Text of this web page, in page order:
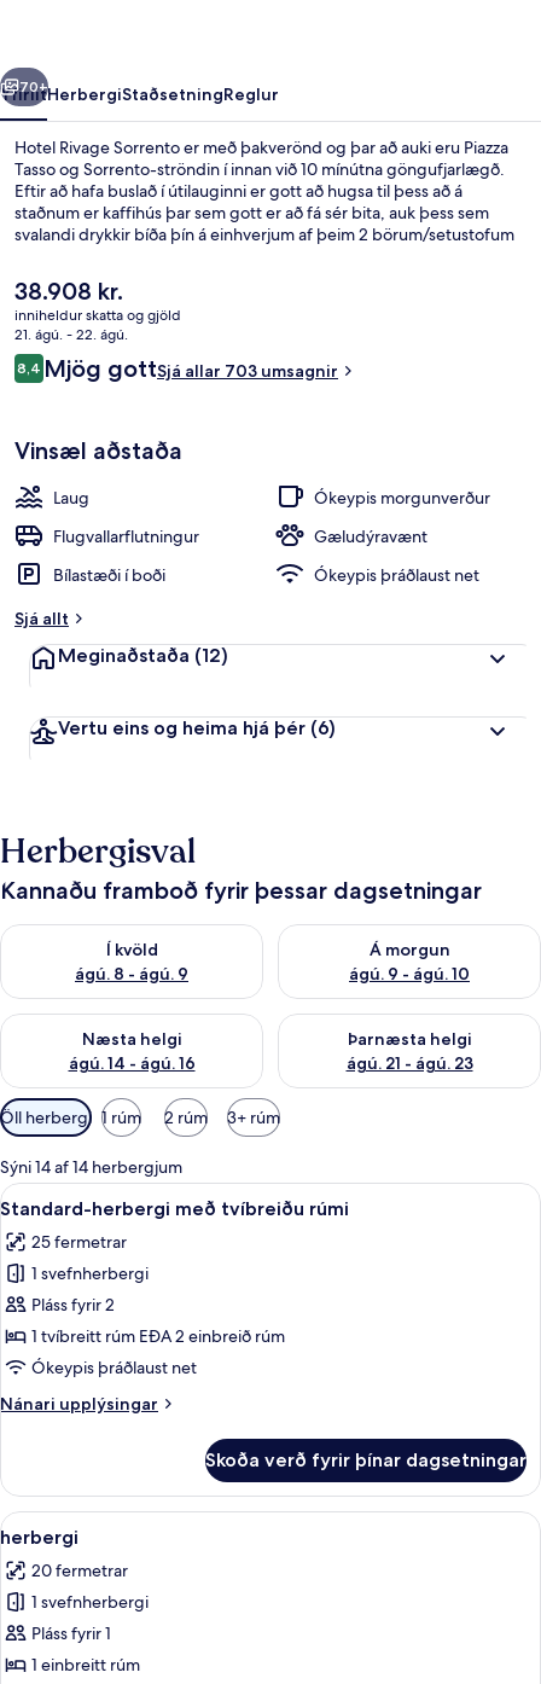
Næsta
70+
YfirlitHerbergiStaðsetningReglur
Hotel Rivage Sorrento er með þakverönd og þar að auki eru Piazza
Tasso og Sorrento-ströndin í innan við 10 mínútna göngufjarlægð.
Eftir að hafa buslað í útilauginni er gott að hugsa til þess að á
staðnum er kaffihús þar sem gott er að fá sér bita, auk þess sem
svalandi drykkir bíða þín á einhverjum af þeim 2 börum/setustofum
sundlaugarbakkann, skyndibitastaður/sælkeraverslun og verönd.
Hjálpsamt starfsfólk og morgunverðurinn eru meðal helstu kosta
gististaðarins að mati ferðamanna sem hafa heimsótt hann.
Núverandi
verð
er
38.908 kr.
38.908 kr.
inniheldur skatta og gjöld
21. ágú. - 22. ágú.
Umsagnir
8,48,4 af 10
Mjög gottSjá allar 703 umsagnir
Vinsæl aðstaða
Laug
Ókeypis morgunverður
Flugvallarflutningur
Gæludýravænt
Bílastæði í boði
Ókeypis þráðlaust net
Sjá allt
Meginaðstaða (12)
Vertu eins og heima hjá þér (6)
Herbergisval
Kannaðu framboð fyrir þessar dagsetningar
Í kvöld
ágú. 8 - ágú. 9
Athuga framboð í kvöld ágú. 8 - ágú. 9
Á morgun
ágú. 9 - ágú. 10
Athuga framboð á morgun
Næsta helgi
ágú. 14 - ágú. 16
Athuga framboð næstu helgi ágú. 14 - ágú. 16
Þarnæsta helgi
ágú. 21 - ágú. 23
Athuga framboð þarnæstu
Síur
í
boði
fyrir
herbergi
Öll herbergi 1 rúm 2 rúm 3+ rúm
Sýni 14 af 14 herbergjum
Skoða
allar
myndir
fyrir
Standard-
herbergi
með
rúmi
Rúmföt af bestu gerð, dúnsængur,
2
Standard-herbergi með tvíbreiðu rúmi
25 fermetrar
1 svefnherbergi
Pláss fyrir 2
1 tvíbreitt rúm EÐA 2 einbreið rúm
Ókeypis þráðlaust net
Nánari upplýsingar
Nánari
herbergi
með
tvíbreiðu
Skoða verð fyrir þínar dagsetningar
Skoða
allar
myndir
fyrir
herbergi
herbergi | Rúmföt af bestu gerð,
3
herbergi
20 fermetrar
1 svefnherbergi
Pláss fyrir 1
1 einbreitt rúm